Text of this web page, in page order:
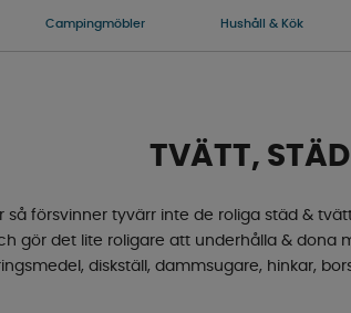
Campingmöbler Hushåll & Kök
TVÄTT,
så försvinner tyvärr inte de roliga städ &
gör det lite roligare att underhålla & dona
diskställ, dammsugare, hinkar,